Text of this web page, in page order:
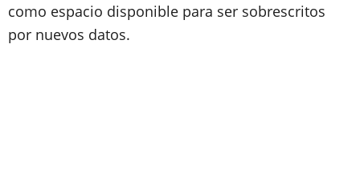
como espacio disponible para ser sobrescritos
por nuevos datos.